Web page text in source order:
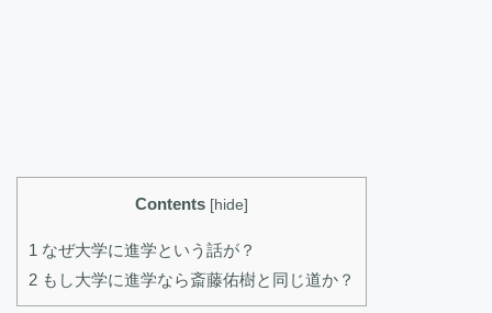
Contents [hide]
1 なぜ大学に進学という話が？
2 もし大学に進学なら斎藤佑樹と同じ道か？